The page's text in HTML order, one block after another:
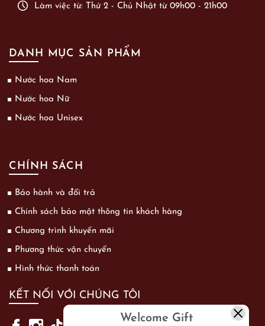
Làm việc từ: Thứ 2 - Chủ Nhật từ 09h00 - 21h00
DANH MỤC SẢN PHẨM
Nước hoa Nam
Nước hoa Nữ
Nước hoa Unisex
CHÍNH SÁCH
Bảo hành và đổi trả
Chính sách bảo mật thông tin khách hàng
Chương trình khuyến mãi
Phương thức vận chuyển
Hình thức thanh toán
KẾT NỐI VỚI CHÚNG TÔI
Welcome Gift